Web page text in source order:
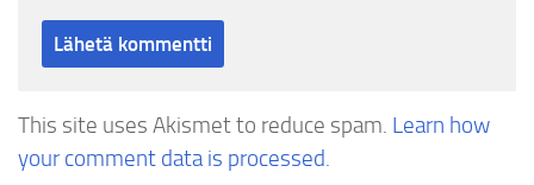
This site uses Akismet to reduce spam. Learn how
your comment data is processed.